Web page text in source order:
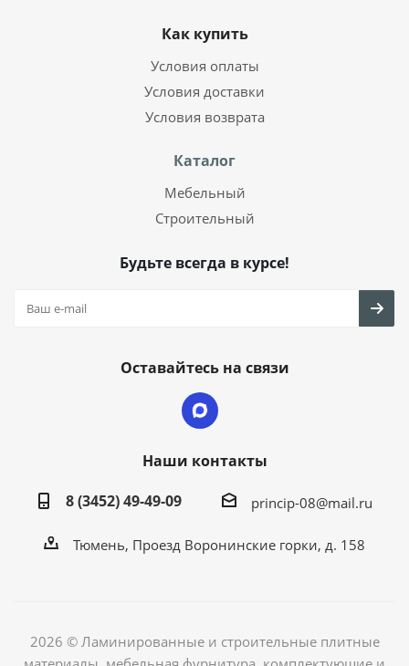
Как купить
Условия оплаты
Условия доставки
Условия возврата
Каталог
Мебельный
Строительный
Будьте всегда в курсе!
Оставайтесь на связи
Наши контакты
8 (3452) 49-49-09
princip-08@mail.ru
Тюмень, Проезд Воронинские горки, д. 158
2026 © Ламинированные и строительные плитные